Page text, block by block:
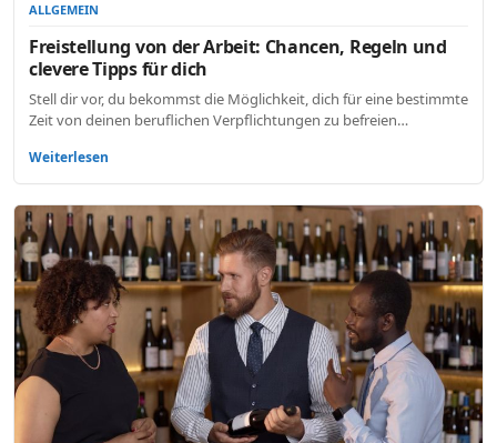
ALLGEMEIN
Freistellung von der Arbeit: Chancen, Regeln und
clevere Tipps für dich
Stell dir vor, du bekommst die Möglichkeit, dich für eine bestimmte
Zeit von deinen beruflichen Verpflichtungen zu befreien…
Weiterlesen